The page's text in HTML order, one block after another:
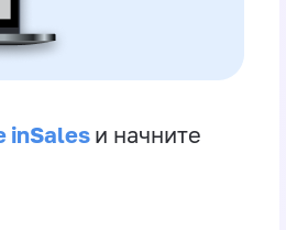
inSales и начните